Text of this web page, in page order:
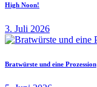
High Noon!
3. Juli 2026
Bratwürste und eine Prozession